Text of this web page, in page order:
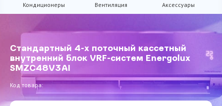
Кондиционеры Вентиляция Аксессуары
Стандартный 4-х поточный кассетный
внутренний блок VRF-систем Energolux
SMZC48V3AI
Код товара: